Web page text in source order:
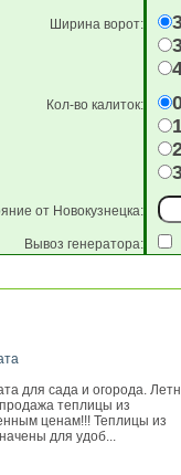
Ширина ворот:
Кол-во калиток:
от Новокузнецка:
Вывоз генератора:
для сада и огорода.
теплицы из
ценам!!! Теплицы из
для удоб...